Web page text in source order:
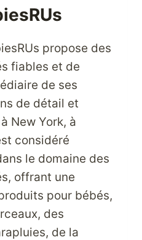
propose des
fiables et de
de ses
de détail et
New York, à
considéré
le domaine des
offrant une
pour bébés,
des
de la